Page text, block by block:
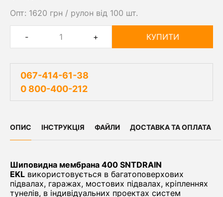
Опт: 1620 грн / рулон від 100 шт.
- + КУПИТИ
067-414-61-38
0 800-400-212
ОПИС ІНСТРУКЦІЯ ФАЙЛИ ДОСТАВКА ТА ОПЛАТА
Шиповидна мембрана 400 SNTDRAIN
EKL використовується в багатоповерхових
підвалах, гаражах, мостових підвалах, кріпленнях
тунелів, в індивідуальних проектах систем